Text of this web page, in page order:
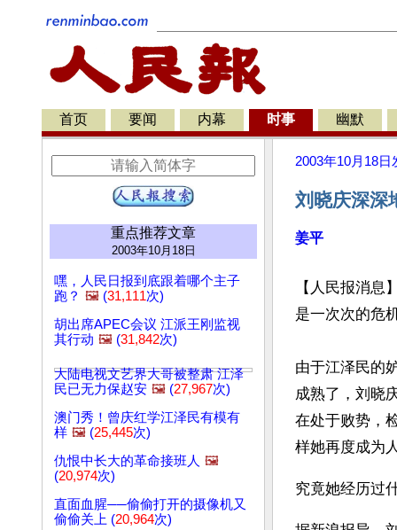
首页 要闻 内幕 时事 幽默
重点推荐文章
2003年10月18日
嘿，人民日报到底跟着哪个主子
跑？ 🖼️ (31,111次)
胡出席APEC会议 江派王刚监视
其行动 🖼️ (31,842次)
大陆电视文艺界大哥被整肃 江泽
民已无力保赵安 🖼️ (27,967次)
澳门秀！曾庆红学江泽民有模有
样 🖼️ (25,445次)
仇恨中长大的革命接班人 🖼️
(20,974次)
直面血腥──偷偷打开的摄像机又
偷偷关上 (20,964次)
2003年10月18日
刘晓庆深深
姜平
【人民报消
是一次次的危
由于江泽民的
成熟了，刘晓
在处于败势，
样她再度成为
究竟她经历过